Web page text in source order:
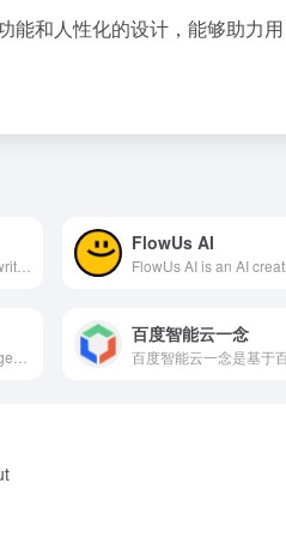
能和人性化的设计，能够助力用
ClosersCopy is an AI writing tool designed specifically for marketing copy creation, offering various customizable features to help users efficiently generate high-quality content.
FlowUs AI
百度智能云一念